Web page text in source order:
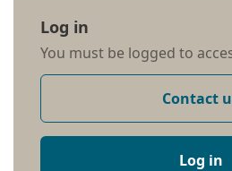
Log in
You must be logged to
Contact
Log in